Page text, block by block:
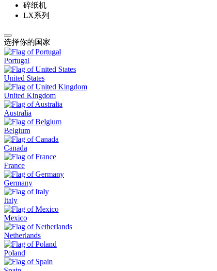
碎纸机
LX系列
选择你的国家
Portugal
United States
United Kingdom
Australia
Belgium
Canada
France
Germany
Italy
Mexico
Netherlands
Poland